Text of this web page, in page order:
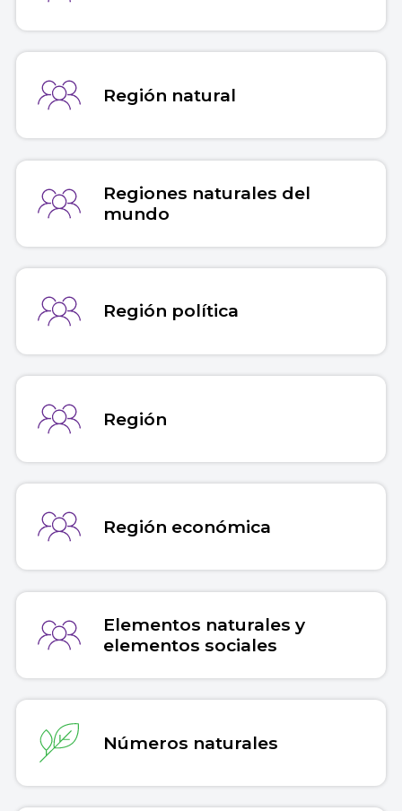
Región natural
Regiones naturales del
mundo
Región política
Región
Región económica
Elementos naturales y
elementos sociales
Números naturales